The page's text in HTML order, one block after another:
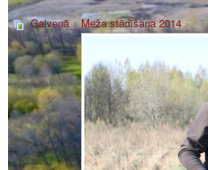
Galvenā»Meža stādīšana 2014» _7